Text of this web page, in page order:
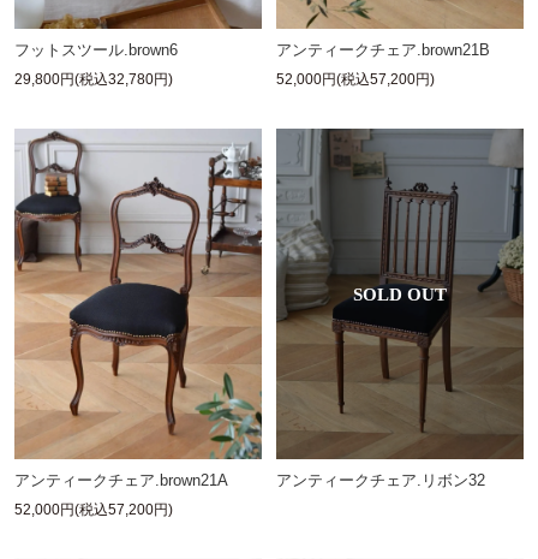
フットスツール.brown6
29,800円(税込32,780円)
アンティークチェア.brown21B
52,000円(税込57,200円)
アンティークチェア.brown21A
52,000円(税込57,200円)
アンティークチェア.リボン32